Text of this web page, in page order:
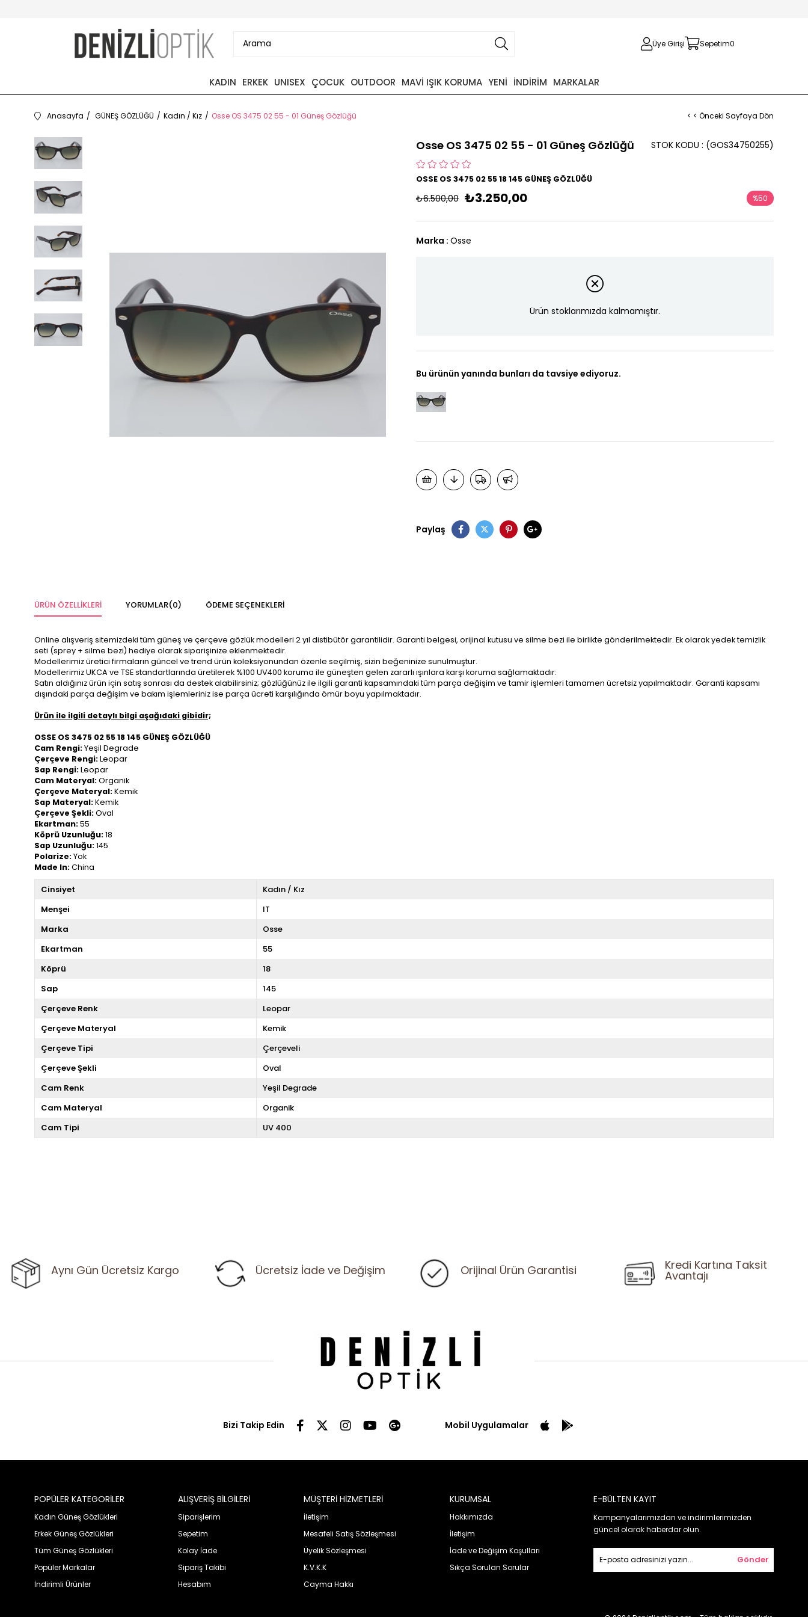
Üye Girişi Sepetim0
KADIN ERKEK UNISEX ÇOCUK OUTDOOR MAVİ IŞIK KORUMA YENİ İNDİRİM MARKALAR
Anasayfa GÜNEŞ GÖZLÜĞÜ Kadın / Kız Osse OS 3475 02 55 - 01 Güneş Gözlüğü < < Önceki Sayfaya Dön
Osse OS 3475 02 55 - 01 Güneş Gözlüğü (GOS34750255)
STOK KODU
OSSE OS 3475 02 55 18 145 GÜNEŞ GÖZLÜĞÜ
₺6.500,00 ₺3.250,00 %50
Marka : Osse
Ürün stoklarımızda kalmamıştır.
Bu ürünün yanında bunları da tavsiye ediyoruz.
Paylaş
ÜRÜN ÖZELLIKLERI YORUMLAR(0) ÖDEME SEÇENEKLERI
Online alışveriş sitemizdeki tüm güneş ve çerçeve gözlük modelleri 2 yıl distibütör garantilidir. Garanti belgesi, orijinal kutusu ve silme bezi ile birlikte gönderilmektedir. Ek olarak yedek temizlik
seti (sprey + silme bezi) hediye olarak siparişinize eklenmektedir.
Modellerimiz üretici firmaların güncel ve trend ürün koleksiyonundan özenle seçilmiş, sizin beğeninize sunulmuştur.
Modellerimiz UKCA ve TSE standartlarında üretilerek %100 UV400 koruma ile güneşten gelen zararlı ışınlara karşı koruma sağlamaktadır:
Satın aldığınız ürün için satış sonrası da destek alabilirsiniz; gözlüğünüz ile ilgili garanti kapsamındaki tüm parça değişim ve tamir işlemleri tamamen ücretsiz yapılmaktadır. Garanti kapsamı
dışındaki parça değişim ve bakım işlemleriniz ise parça ücreti karşılığında ömür boyu yapılmaktadır.
Ürün ile ilgili detaylı bilgi aşağıdaki gibidir;
OSSE OS 3475 02 55 18 145 GÜNEŞ GÖZLÜĞÜ
Cam Rengi:Yeşil Degrade
Çerçeve Rengi:Leopar
Sap Rengi:Leopar
Cam Materyal:Organik
Çerçeve Materyal:Kemik
Sap Materyal:Kemik
Çerçeve Şekli:Oval
Ekartman:55
Köprü Uzunluğu:18
Sap Uzunluğu:145
Polarize:Yok
Made In:China
Cinsiyet
Kadın / Kız
Menşei
IT
Marka
Osse
Ekartman
55
Köprü
18
Sap
145
Çerçeve Renk
Leopar
Çerçeve Materyal
Kemik
Çerçeve Tipi
Çerçeveli
Çerçeve Şekli
Oval
Cam Renk
Yeşil Degrade
Cam Materyal
Organik
Cam Tipi
UV 400
Aynı Gün Ücretsiz Kargo Ücretsiz İade ve Değişim Orijinal Ürün Garantisi Kredi Kartına Taksit
Avantajı
Bizi Takip Edin Mobil Uygulamalar
POPÜLER KATEGORİLER
Kadın Güneş Gözlükleri
Erkek Güneş Gözlükleri
Tüm Güneş Gözlükleri
Popüler Markalar
İndirimli Ürünler
ALIŞVERİŞ BİLGİLERİ
Siparişlerim
Sepetim
Kolay İade
Sipariş Takibi
Hesabım
MÜŞTERİ HİZMETLERİ
İletişim
Mesafeli Satış Sözleşmesi
Üyelik Sözleşmesi
K.V.K.K
Cayma Hakkı
KURUMSAL
Hakkımızda
İletişim
İade ve Değişim Koşulları
Sıkça Sorulan Sorular
E-BÜLTEN KAYIT
Kampanyalarımızdan ve indirimlerimizden
güncel olarak haberdar olun.
Gönder